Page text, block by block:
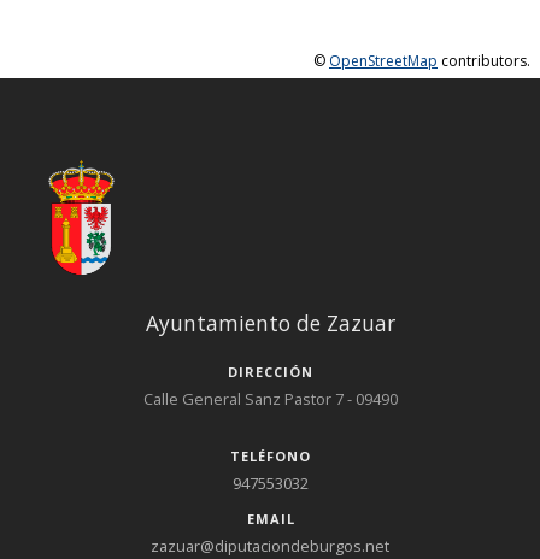
© OpenStreetMap contributors.
Ayuntamiento de Zazuar
DIRECCIÓN
Calle General Sanz Pastor 7 - 09490
TELÉFONO
947553032
EMAIL
zazuar@diputaciondeburgos.net